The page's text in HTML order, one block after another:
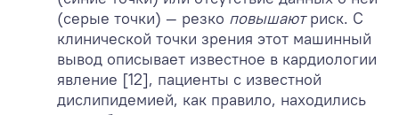
(серые точки) — резко повышаютриск. С
клинической точки зрения этот машинный
вывод описывает известное в кардиологии
явление [12], пациенты с известной
дислипидемией, как правило, находились